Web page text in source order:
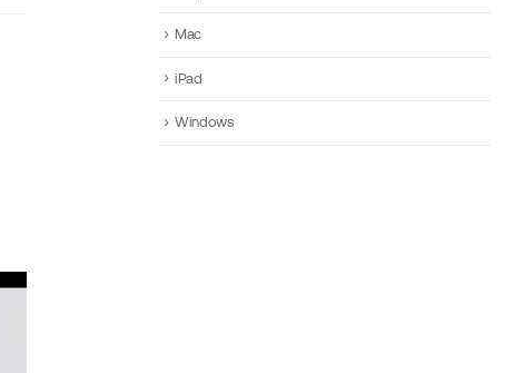
Mac
iPad
Windows